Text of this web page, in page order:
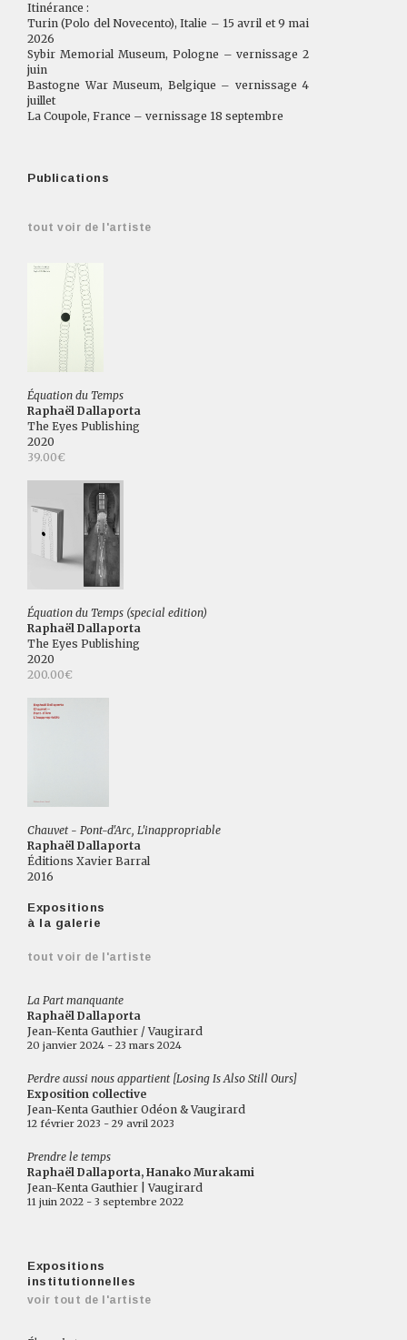
Itinérance :
Turin (Polo del Novecento), Italie – 15 avril et 9 mai
2026
Sybir Memorial Museum, Pologne – vernissage 2
juin
Bastogne War Museum, Belgique – vernissage 4
juillet
La Coupole, France – vernissage 18 septembre
Publications
tout voir de l'artiste
Équation du Temps
Raphaël Dallaporta
The Eyes Publishing
2020
39.00€
Équation du Temps (special edition)
Raphaël Dallaporta
The Eyes Publishing
2020
200.00€
Chauvet - Pont-d'Arc, L'inappropriable
Raphaël Dallaporta
Éditions Xavier Barral
2016
Expositions
à la galerie
tout voir de l'artiste
La Part manquante
Raphaël Dallaporta
Jean-Kenta Gauthier / Vaugirard
20 janvier 2024 - 23 mars 2024
Perdre aussi nous appartient [Losing Is Also Still Ours]
Exposition collective
Jean-Kenta Gauthier Odéon & Vaugirard
12 février 2023 - 29 avril 2023
Prendre le temps
Raphaël Dallaporta, Hanako Murakami
Jean-Kenta Gauthier | Vaugirard
11 juin 2022 - 3 septembre 2022
Expositions
institutionnelles
voir tout de l'artiste